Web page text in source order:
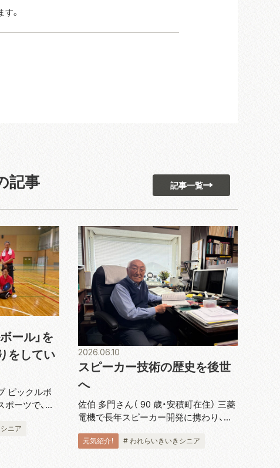
。
記事
ール」を
をしてい
ピックルボ
ーツで、バ
ケットを使用
ニア
スピーカー技術の歴史を後世
へ
佐伯 多門さん（ 90 歳・安積町在住） 三菱
電機で長年スピーカー開発に携わり、ダ
きた佐伯多門さんは、4 月に『スピーカー
元気紹介！ # われらいきいきシニア
2026.06.10
記事一覧